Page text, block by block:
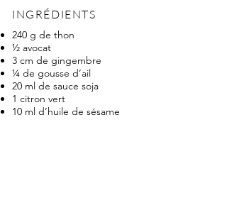
INGRÉDIENTS
240 g de thon
½ avocat
3 cm de gingembre
¼ de gousse d’ail
20 ml de sauce soja
1 citron vert
10 ml d’huile de sésame